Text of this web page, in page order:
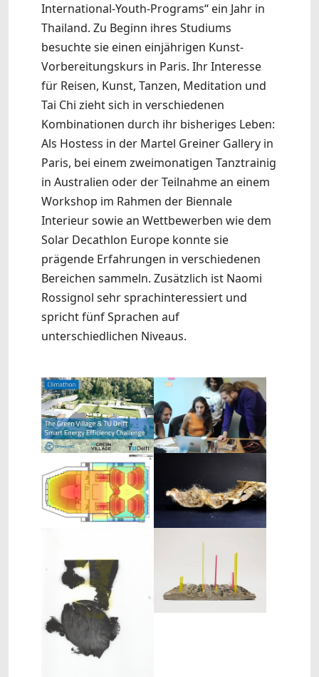
International-Youth-Programs“ ein Jahr in
Thailand. Zu Beginn ihres Studiums
besuchte sie einen einjährigen Kunst-
Vorbereitungskurs in Paris. Ihr Interesse
für Reisen, Kunst, Tanzen, Meditation und
Tai Chi zieht sich in verschiedenen
Kombinationen durch ihr bisheriges Leben:
Als Hostess in der Martel Greiner Gallery in
Paris, bei einem zweimonatigen Tanztrainig
in Australien oder der Teilnahme an einem
Workshop im Rahmen der Biennale
Interieur sowie an Wettbewerben wie dem
Solar Decathlon Europe konnte sie
prägende Erfahrungen in verschiedenen
Bereichen sammeln. Zusätzlich ist Naomi
Rossignol sehr sprachinteressiert und
spricht fünf Sprachen auf
unterschiedlichen Niveaus.
Show larger version Show larger version
Show larger version